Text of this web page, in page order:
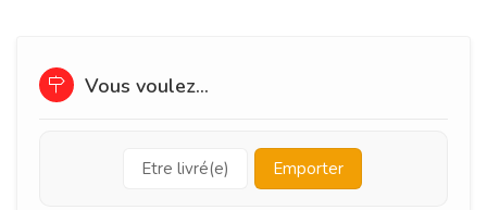
Vous voulez...
Etre livré(e) Emporter